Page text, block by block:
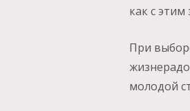
как с
При
молодой